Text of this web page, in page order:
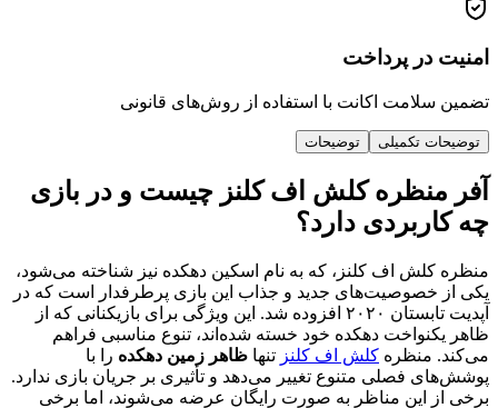
امنیت در پرداخت
تضمین سلامت اکانت با استفاده از روش‌های قانونی
توضیحات تکمیلی توضیحات
آفر منظره کلش اف کلنز چیست و در بازی
چه کاربردی دارد؟
منظره کلش اف کلنز، که به نام اسکین دهکده نیز شناخته می‌شود،
یکی از خصوصیت‌های جدید و جذاب این بازی پرطرفدار است که در
آپدیت تابستان ۲۰۲۰ افزوده شد. این ویژگی برای بازیکنانی که از
ظاهر یکنواخت دهکده خود خسته شده‌اند، تنوع مناسبی فراهم
می‌کند. منظره کلش اف کلنز تنها ظاهر زمین دهکده را با
پوشش‌های فصلی متنوع تغییر می‌دهد و تأثیری بر جریان بازی ندارد.
برخی از این مناظر به صورت رایگان عرضه می‌شوند، اما برخی